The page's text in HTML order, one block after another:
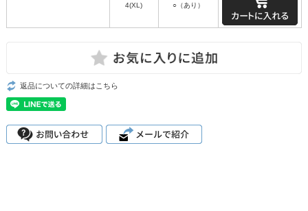
4(XL) ○（あり）
返品についての詳細はこちら